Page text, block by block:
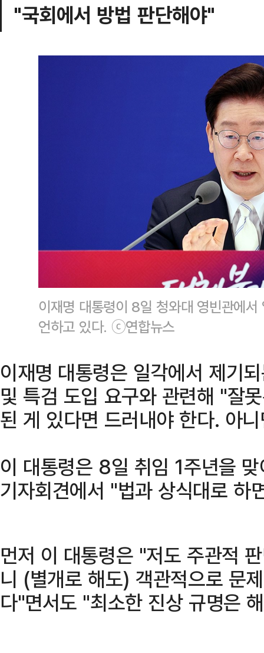
"국회에서 방법 판단해야"
이재명 대통령이 8일 청와대 영빈관에
언하고 있다. ⓒ연합뉴스
이재명 대통령은 일각에서 제기
및 특검 도입 요구와 관련해 "잘
된 게 있다면 드러내야 한다. 아
이 대통령은 8일 취임 1주년을
기자회견에서 "법과 상식대로 하
먼저 이 대통령은 "저도 주관적
니 (별개로 해도) 객관적으로 문
다"면서도 "최소한 진상 규명은